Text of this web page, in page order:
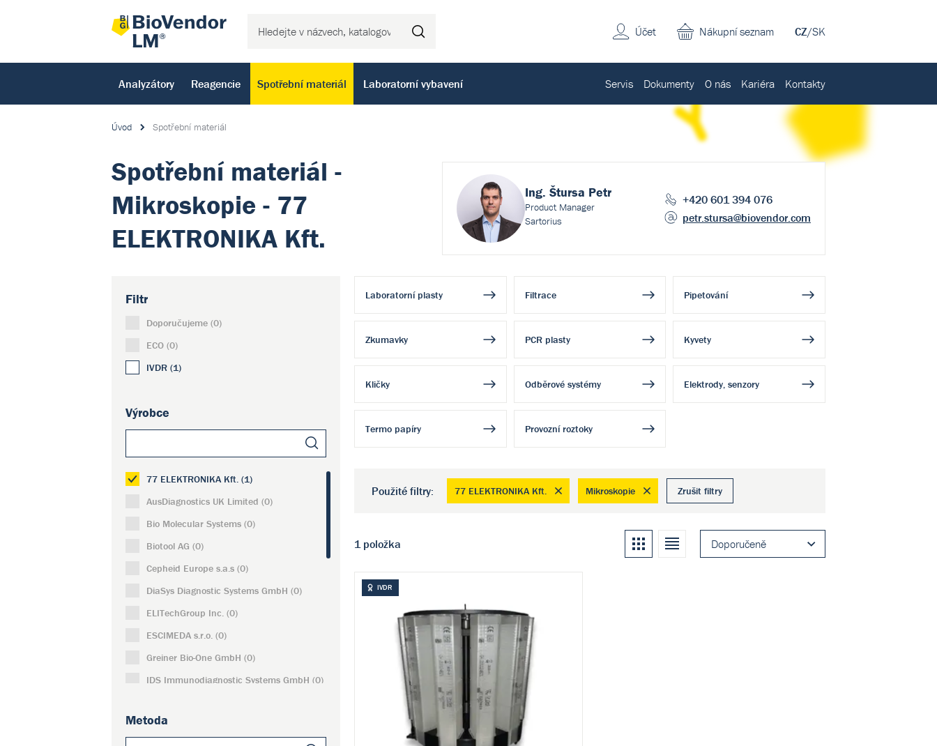
CZ/SK
Nákupní seznam
Účet
Analyzátory Reagencie Spotřební materiál Laboratorní vybavení Servis Dokumenty O nás Kariéra Kontakty
Úvod Spotřební materiál
Spotřební materiál -
Mikroskopie - 77
ELEKTRONIKA Kft.
Ing. Štursa Petr
Product Manager
Sartorius
+420 601 394 076
petr.stursa@biovendor.com
Filtr
Doporučujeme (0)
ECO (0)
IVDR (1)
Výrobce
77 ELEKTRONIKA Kft. (1)
AusDiagnostics UK Limited (0)
Bio Molecular Systems (0)
Biotool AG (0)
Cepheid Europe s.a.s (0)
DiaSys Diagnostic Systems GmbH (0)
ELITechGroup Inc. (0)
ESCIMEDA s.r.o. (0)
Greiner Bio-One GmbH (0)
IDS Immunodiagnostic Systems GmbH (0)
IVJ - export/import, spol. s r.o. (0)
Metoda
Laboratorní plasty Filtrace Pipetování
Zkumavky PCR plasty Kyvety
Kličky Odběrové systémy Elektrody, senzory
Termo papíry Provozní roztoky
Použité filtry: 77 ELEKTRONIKA Kft. Mikroskopie Zrušit filtry
1 položka Doporučeně
Kachle Seznam
IVDR